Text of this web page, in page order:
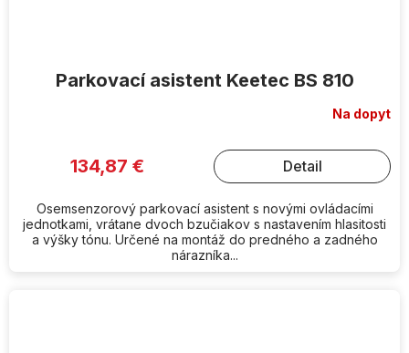
Parkovací asistent Keetec BS 810
Na dopyt
134,87 € Detail
Osemsenzorový parkovací asistent s novými ovládacími
jednotkami, vrátane dvoch bzučiakov s nastavením hlasitosti
a výšky tónu. Určené na montáž do predného a zadného
nárazníka...